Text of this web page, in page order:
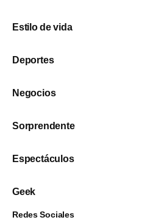
Estilo de vida
Deportes
Negocios
Sorprendente
Espectáculos
Geek
Redes Sociales